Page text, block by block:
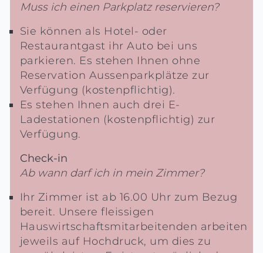
Muss ich einen Parkplatz reservieren?
Sie können als Hotel- oder
Restaurantgast ihr Auto bei uns
parkieren. Es stehen Ihnen ohne
Reservation Aussenparkplätze zur
Verfügung (kostenpflichtig).
Es stehen Ihnen auch drei E-
Ladestationen (kostenpflichtig) zur
Verfügung.
Check-in
Ab wann darf ich in mein Zimmer?
Ihr Zimmer ist ab 16.00 Uhr zum Bezug
bereit. Unsere fleissigen
Hauswirtschaftsmitarbeitenden arbeiten
jeweils auf Hochdruck, um dies zu